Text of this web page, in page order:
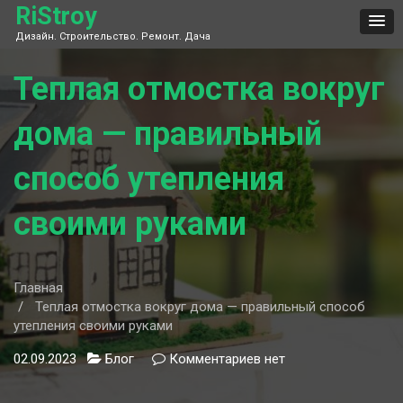
Skip
content
RiStroy
Дизайн. Строительство. Ремонт. Дача
Теплая отмостка вокруг
дома — правильный
способ утепления
своими руками
Главная
Теплая отмостка вокруг дома — правильный способ
утепления своими руками
02.09.2023 Блог Комментариев кнет